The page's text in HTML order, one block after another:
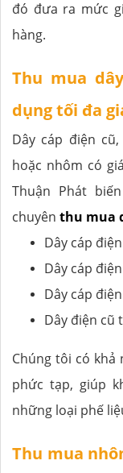
đó đưa ra mức
hàng.
Thu mua
dụng tối đa
Dây cáp điện
hoặc nhôm có
Thuận Phát
chuyên thu mua
Dây cáp
Dây cáp
Dây cáp
Dây điện cũ
Chúng tôi có khả
phức tạp, giúp
những loại phế
Thu mua